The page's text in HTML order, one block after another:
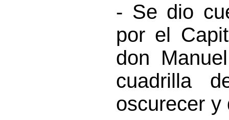
- Se dio
por el
don
cuadrilla
oscurecer y